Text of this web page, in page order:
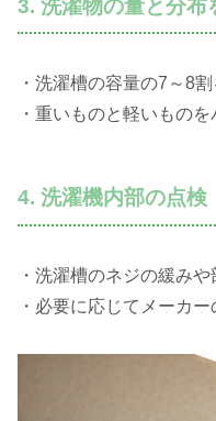
3. 洗濯物の量と分布
・洗濯槽の容量の7～8
・重いものと軽いもの
4. 洗濯機内部の点検
・洗濯槽のネジの緩み
・必要に応じてメーカ